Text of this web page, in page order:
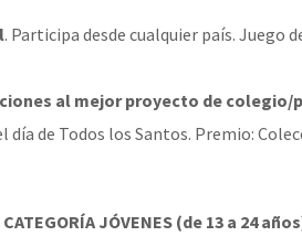
. Participa desde cualquier país. Juego
al mejor proyecto de colegio/
de Todos los Santos. Premio:
JÓVENES (de 13 a 24